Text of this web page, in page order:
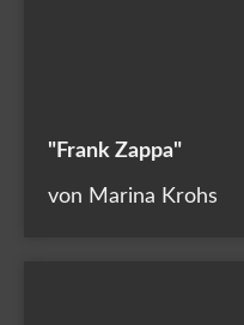
"Frank Zappa"
von Marina Krohs